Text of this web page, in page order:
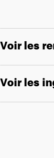
Voir les
Voir les